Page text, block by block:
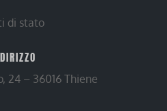
di stato
24 – 36016 Thiene